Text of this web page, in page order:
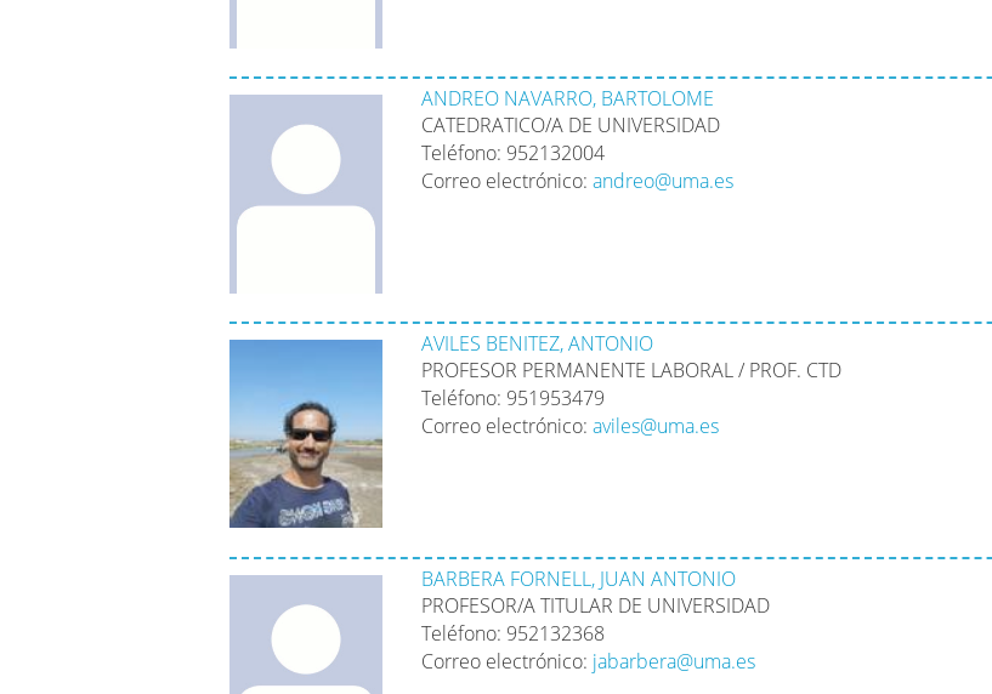
ANDREO NAVARRO, BARTOLOME
CATEDRATICO/A DE UNIVERSIDAD
Teléfono: 952132004
Correo electrónico:andreo@uma.es
AVILES BENITEZ, ANTONIO
PROFESOR PERMANENTE LABORAL / PROF. CTD
Teléfono: 951953479
Correo electrónico:aviles@uma.es
BARBERA FORNELL, JUAN ANTONIO
PROFESOR/A TITULAR DE UNIVERSIDAD
Teléfono: 952132368
Correo electrónico: jabarbera@uma.es